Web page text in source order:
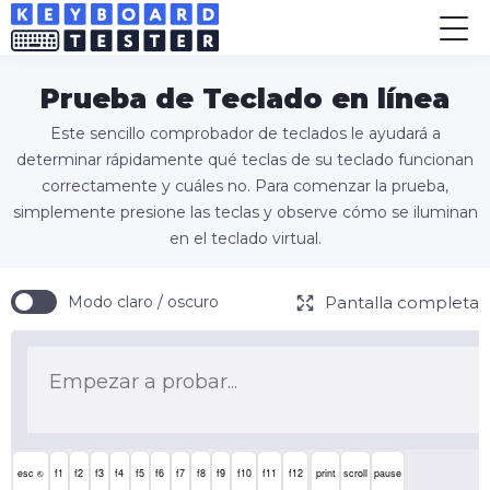
Prueba de Teclado en línea
Este sencillo comprobador de teclados le ayudará a
determinar rápidamente qué teclas de su teclado funcionan
correctamente y cuáles no. Para comenzar la prueba,
simplemente presione las teclas y observe cómo se iluminan
en el teclado virtual.
Modo claro / oscuro Pantalla completa
esc ⎋ f1 f2 f3 f4 f5 f6 f7 f8 f9 f10 f11 f12 print scroll pause